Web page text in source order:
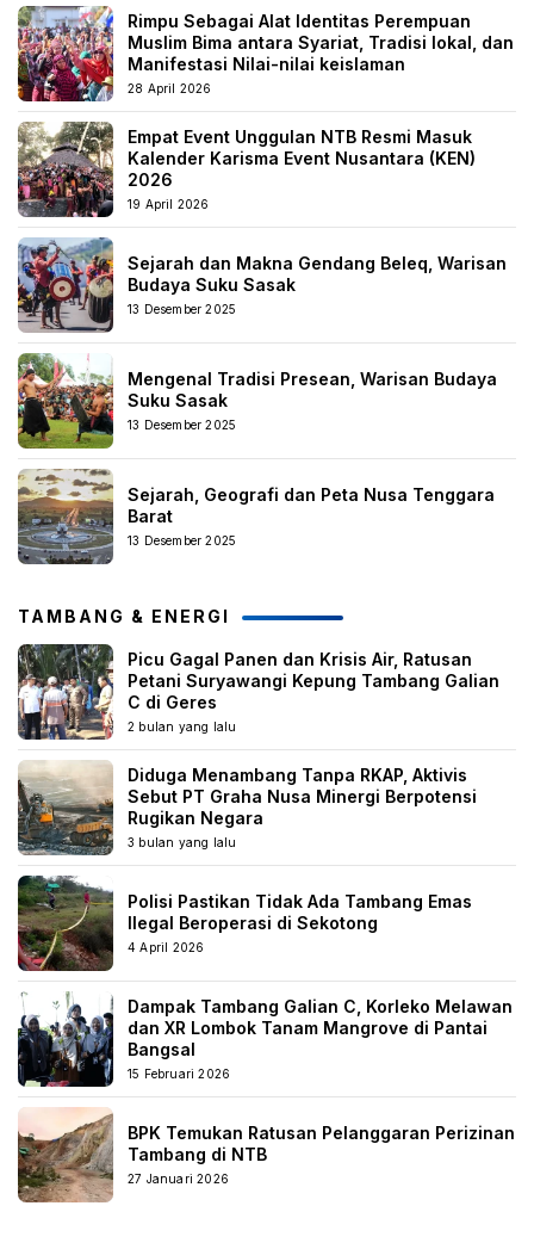
Rimpu Sebagai Alat Identitas Perempuan
Muslim Bima antara Syariat, Tradisi lokal, dan
Manifestasi Nilai-nilai keislaman
28 April 2026
Empat Event Unggulan NTB Resmi Masuk
Kalender Karisma Event Nusantara (KEN)
2026
19 April 2026
Sejarah dan Makna Gendang Beleq, Warisan
Budaya Suku Sasak
13 Desember 2025
Mengenal Tradisi Presean, Warisan Budaya
Suku Sasak
13 Desember 2025
Sejarah, Geografi dan Peta Nusa Tenggara
Barat
13 Desember 2025
TAMBANG & ENERGI
Picu Gagal Panen dan Krisis Air, Ratusan
Petani Suryawangi Kepung Tambang Galian
C di Geres
2 bulan yang lalu
Diduga Menambang Tanpa RKAP, Aktivis
Sebut PT Graha Nusa Minergi Berpotensi
Rugikan Negara
3 bulan yang lalu
Polisi Pastikan Tidak Ada Tambang Emas
Ilegal Beroperasi di Sekotong
4 April 2026
Dampak Tambang Galian C, Korleko Melawan
dan XR Lombok Tanam Mangrove di Pantai
Bangsal
15 Februari 2026
BPK Temukan Ratusan Pelanggaran Perizinan
Tambang di NTB
27 Januari 2026